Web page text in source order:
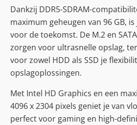
Dankzij DDR5-SDRAM-
maximum geheugen van 96 GB,
voor de toekomst. De M.2 en
zorgen voor ultrasnelle opslag,
voor zowel HDD als SSD je
opslagoplossingen.
Met Intel HD Graphics en een
4096 x 2304 pixels geniet je van
perfect voor gaming en high-